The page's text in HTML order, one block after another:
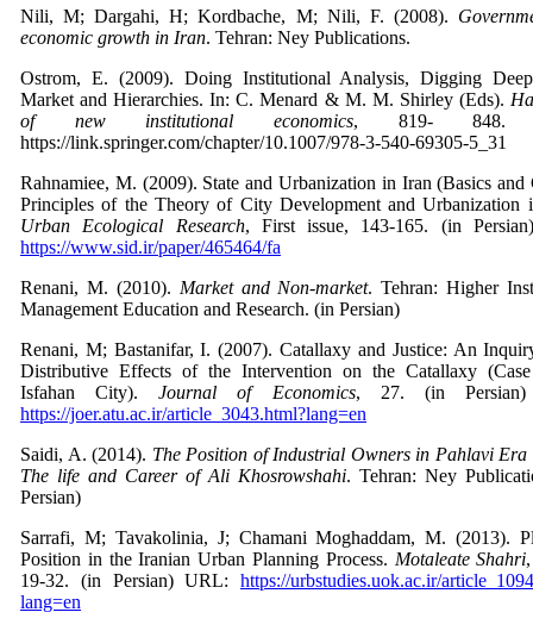
Nili, M; Dargahi, H; Kordbache, M; Nili, F. (2008).
economic growth in Iran. Tehran: Ney Publications.
Ostrom, E. (2009). Doing Institutional Analysis, Digging
Market and Hierarchies. In: C. Menard & M. M. Shirley (Eds).
of new institutional economics, 819- 848.
https://link.springer.com/chapter/10.1007/978-3-540-69305-5_31
Rahnamiee, M. (2009). State and Urbanization in Iran (Basics and
Principles of the Theory of City Development and Urbanization
Urban Ecological Research, First issue, 143-165. (in
https://www.sid.ir/paper/465464/fa
Renani, M. (2010). Market and Non-market. Tehran: Higher
Management Education and Research. (in Persian)
Renani, M; Bastanifar, I. (2007). Catallaxy and Justice: An
Distributive Effects of the Intervention on the Catallaxy
Isfahan City).Journal of Economics, 27. (in
https://joer.atu.ac.ir/article_3043.html?lang=en
Saidi, A. (2014). The Position of Industrial Owners in Pahlavi
The life and Career of Ali Khosrowshahi. Tehran: Ney
Persian)
Sarrafi, M; Tavakolinia, J; Chamani Moghaddam, M. (2013).
Position in the Iranian Urban Planning Process. Motaleate Shahri
19-32. (in Persian) URL: https://urbstudies.uok.ac.ir/
lang=en